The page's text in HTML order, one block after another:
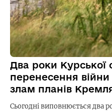
Два роки Курської
перенесення
злам планів
Сьогодні виповнюється два